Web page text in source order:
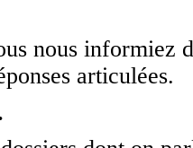
nous informiez
articulées.